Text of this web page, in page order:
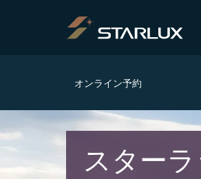
オンライン予約
スター